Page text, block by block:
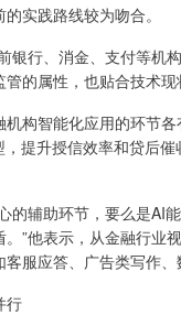
实践路线较为吻合。
银行、消金、支付等机
的属性，也贴合技术现
构智能化应用的环节
提升授信效率和贷后
的辅助环节，要么是AI
”他表示，从金融行业
服应答、广告类写作
行